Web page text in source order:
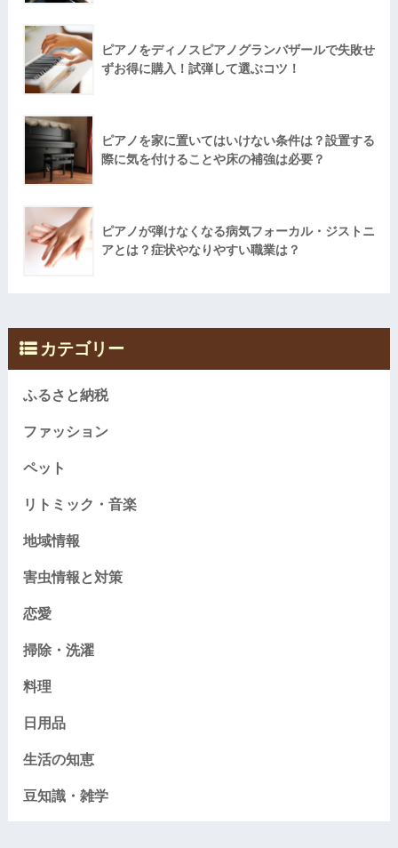
ピアノをディノスピアノグランバザールで失敗せ
ずお得に購入！試弾して選ぶコツ！
ピアノを家に置いてはいけない条件は？設置する
際に気を付けることや床の補強は必要？
ピアノが弾けなくなる病気フォーカル・ジストニ
アとは？症状やなりやすい職業は？
カテゴリー
ふるさと納税
ファッション
ペット
リトミック・音楽
地域情報
害虫情報と対策
恋愛
掃除・洗濯
料理
日用品
生活の知恵
豆知識・雑学